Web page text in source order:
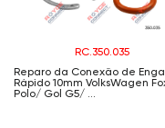
RC.350.035
Reparo da Conexão de
Rápido 10mm VolksWagen
Polo/ Gol G5/ ...